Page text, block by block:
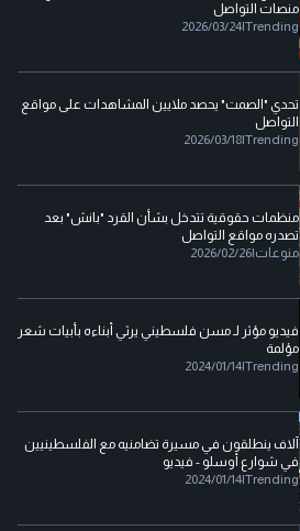
منصات التواصل
Trending
|
2026/03/24
تحدي "الصمت" يحصد ملايين المشاهدات على مواقع
التواصل
Trending
|
2026/03/18
منظمات حقوقية تتدخل بشأن القرد "بانش" بعد
تصدره مواقع التواصل
منوعات|
2026/02/26
فيديو مؤثر لـ مسن فلسطيني يرثي أبناءه بأبيات شعر
مؤلمة
Trending
|
2024/01/14
آلاف ينطلقون في مسيرة تضامنيه مع الفلسطينيين
في شوارع أوسلو - فيديو
Trending
|
2024/01/14